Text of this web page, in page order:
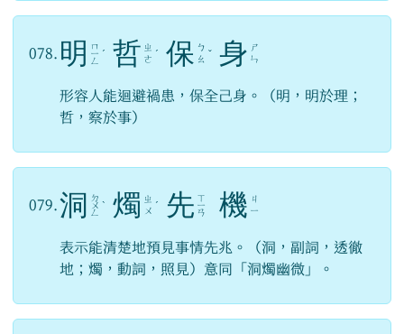
078. 明 ㄇ
ㄧ
ㄥ
ˊ 哲 ㄓ
ㄜ ˊ 保 ㄅ
ㄠ ˇ 身 ㄕ
ㄣ
形容人能迴避禍患，保全己身。（明，明於理；
哲，察於事）
079. 洞 ㄉ
ㄨ
ㄥ
ˋ 燭 ㄓ
ㄨ ˊ 先 ㄒ
ㄧ
ㄢ 機 ㄐ
ㄧ
表示能清楚地預見事情先兆。（洞，副詞，透徹
地；燭，動詞，照見）意同「洞燭幽微」。